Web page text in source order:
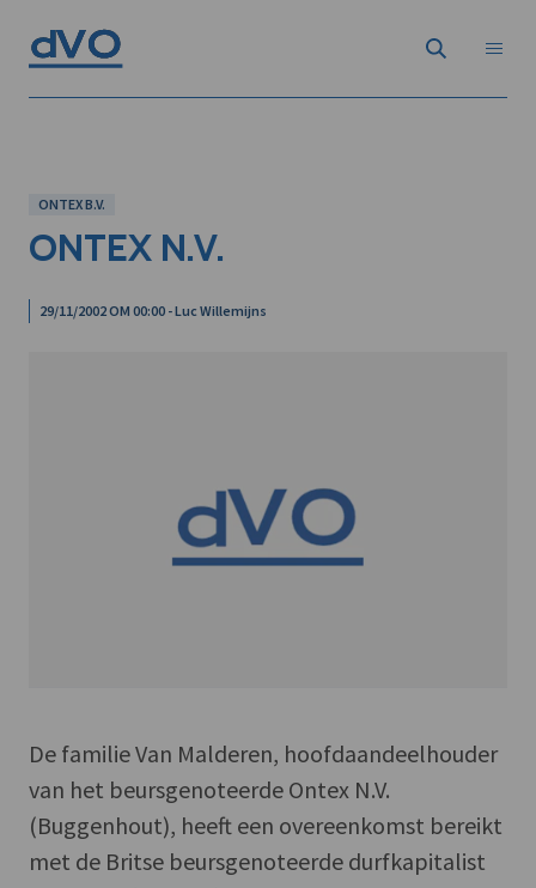
ONTEX B.V.
ONTEX N.V.
29/11/2002 OM 00:00 - Luc Willemijns
De familie Van Malderen, hoofdaandeelhouder
van het beursgenoteerde Ontex N.V.
(Buggenhout), heeft een overeenkomst bereikt
met de Britse beursgenoteerde durfkapitalist